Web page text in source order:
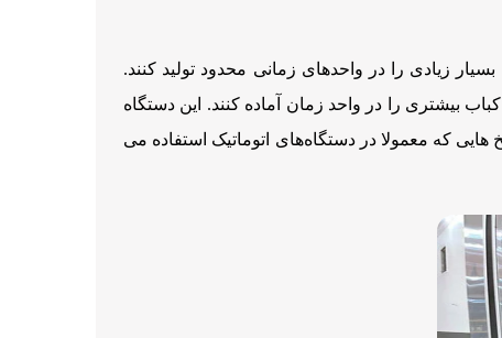
زیادی را در واحدهای زمانی محدود تولید کنند.
بیشتری را در واحد زمان آماده کنند. این دستگاه
که معمولا در دستگاه‌های اتوماتیک استفاده می